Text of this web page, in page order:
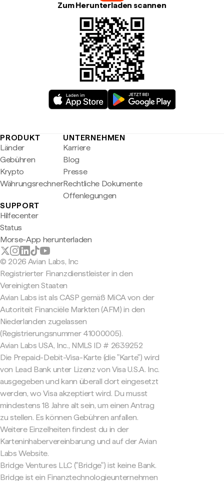
Zum Herunterladen scannen
PRODUKT
Länder
Gebühren
Krypto
Währungsrechner
UNTERNEHMEN
Karriere
Blog
Presse
Rechtliche Dokumente
Offenlegungen
SUPPORT
Hilfecenter
Status
Morse-App herunterladen
© 2026 Avian Labs, Inc
Registrierter Finanzdienstleister in den
Vereinigten Staaten
Avian Labs ist als CASP gemäß MiCA von der
Autoriteit Financiële Markten (AFM) in den
Niederlanden zugelassen
(Registrierungsnummer 41000005).
Avian Labs USA, Inc., NMLS ID # 2639252
Die Prepaid-Debit-Visa-Karte (die "Karte") wird
von Lead Bank unter Lizenz von Visa U.S.A. Inc.
ausgegeben und kann überall dort eingesetzt
werden, wo Visa akzeptiert wird. Du musst
mindestens 18 Jahre alt sein, um einen Antrag
zu stellen. Es können Gebühren anfallen.
Weitere Einzelheiten findest du in der
Karteninhabervereinbarung und auf der Avian
Labs Website.
Bridge Ventures LLC ("Bridge") ist keine Bank.
Bridge ist ein Finanztechnologieunternehmen